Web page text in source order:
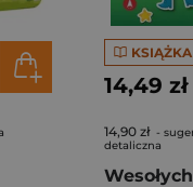
KSIĄŻKA
14,49 zł
14,90 zł -
detaliczna